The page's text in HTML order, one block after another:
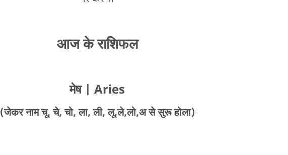
आज के राशिफल
मेष | Aries
(जेकर नाम चू, चे, चो, ला, ली, लू,ले,लो,अ से सुरू होला)